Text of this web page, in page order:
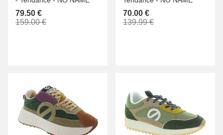
79.50 €
159.00 €
70.00 €
139.99 €